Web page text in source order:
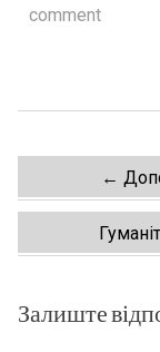
comment
Post
←
Залиште